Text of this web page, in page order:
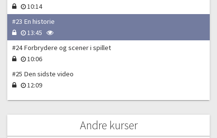
10:14
#23 En historie
13:45
#24 Forbrydere og scener i spillet
10:06
#25 Den sidste video
12:09
Andre kurser